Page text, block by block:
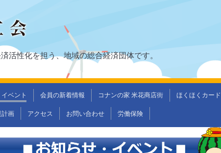
活性化を担う、地域の総合経済団体です。
ベント 会員の新着情報 コナンの家 米花商店街 ほくほくカード
計画 アクセス お問い合わせ 労働保険